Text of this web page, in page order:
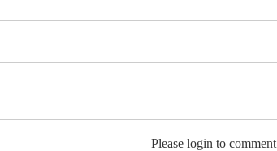
Please login to comment